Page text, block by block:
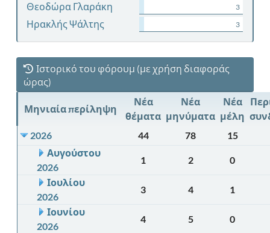
Θεοδώρα Γλαράκη 3
Ηρακλής Ψάλτης 3
Ιστορικό του φόρουμ (με χρήση διαφοράς
ώρας)
Μηνιαία περίληψη
Νέα
θέματα
Νέα
μηνύματα
Νέα
μέλη
2026
44 78
15
Αυγούστου
2026
1 2
0
Ιουλίου
2026
3 4
1
Ιουνίου
2026
4 5 0